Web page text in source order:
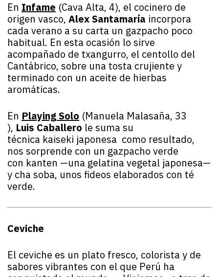
En Infame (Cava Alta, 4), el cocinero de
origen vasco, Alex Santamaría incorpora
cada verano a su carta un gazpacho poco
habitual. En esta ocasión lo sirve
acompañado de txangurro, el centollo del
Cantábrico, sobre una tosta crujiente y
terminado con un aceite de hierbas
aromáticas.
En Playing Solo (Manuela Malasaña, 33
), Luis Caballero le suma su
técnica kaiseki japonesa como resultado,
nos sorprende con un gazpacho verde
con kanten —una gelatina vegetal japonesa—
y cha soba, unos fideos elaborados con té
verde.
Ceviche
El ceviche es un plato fresco, colorista y de
sabores vibrantes con el que Perú ha